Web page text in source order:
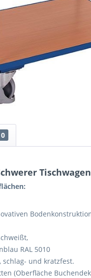
0
RAL 5010
und kratzfest.
(Oberfläche